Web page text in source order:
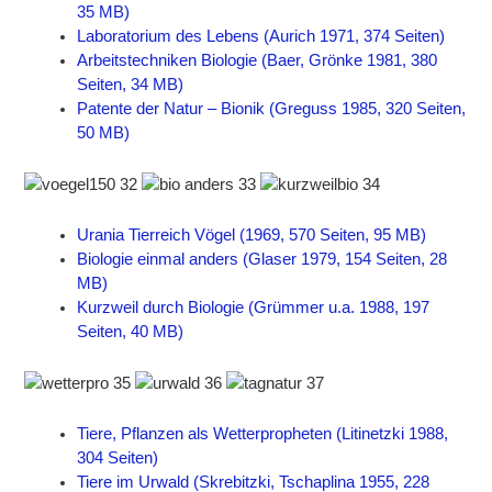
35 MB)
Laboratorium des Lebens (Aurich 1971, 374 Seiten)
Arbeitstechniken Biologie (Baer, Grönke 1981, 380
Seiten, 34 MB)
Patente der Natur – Bionik (Greguss 1985, 320 Seiten,
50 MB)
Urania Tierreich Vögel (1969, 570 Seiten, 95 MB)
Biologie einmal anders (Glaser 1979, 154 Seiten, 28
MB)
Kurzweil durch Biologie (Grümmer u.a. 1988, 197
Seiten, 40 MB)
Tiere, Pflanzen als Wetterpropheten (Litinetzki 1988,
304 Seiten)
Tiere im Urwald (Skrebitzki, Tschaplina 1955, 228